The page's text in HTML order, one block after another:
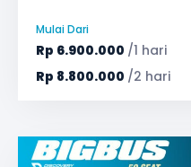
Safety Tools (P3K,
TV LED & Android System
Mulai Dari
Rp 6.900.000 /1 hari
Rp 8.800.000 /2 hari